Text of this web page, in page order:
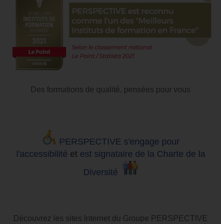
Des formations de qualité, pensées pour vous
PERSPECTIVE s'engage pour
l'accessibilité et est signataire de la Charte de la
Diversité
Découvrez les sites Internet du Groupe PERSPECTIVE